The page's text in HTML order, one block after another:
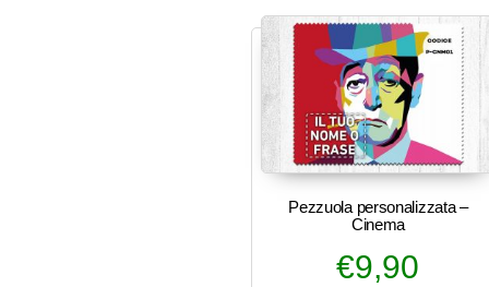
Pezzuola personalizzata –
Cinema
€9,90